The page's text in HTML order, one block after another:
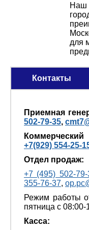
Наш
для
Контакты
Приемная
502-79-35,
+7(929) 554-25-
Отдел продаж:
+7 (495) 502-79-
355-76-37,
Режим работы
пятница с
Касса: